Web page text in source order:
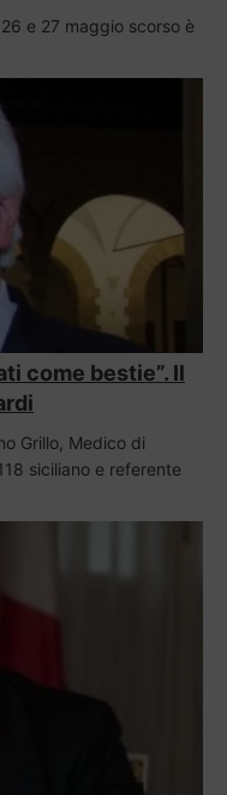
e 27 maggio scorso è
come bestie”. Il
Grillo, Medico di
siciliano e referente